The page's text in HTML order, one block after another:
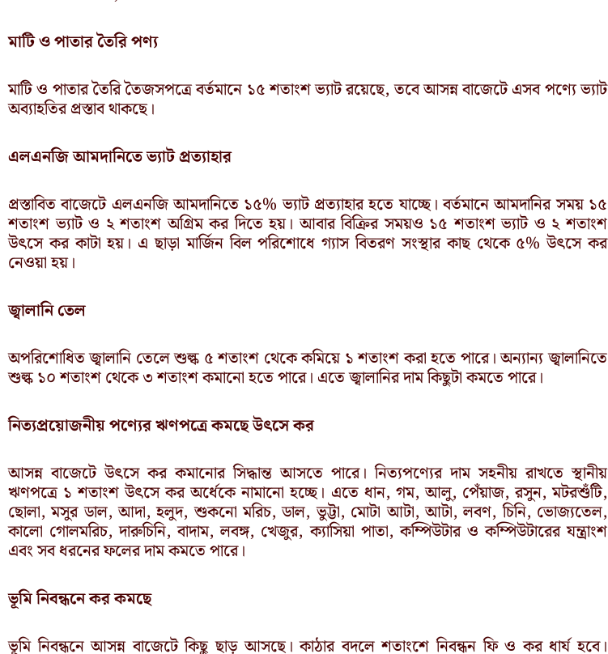
মাটি ও পাতার তৈরি পণ্য
মাটি ও পাতার তৈরি তৈজসপত্রে বর্তমানে ১৫ শতাংশ ভ্যাট রয়েছে, তবে আসন্ন বাজেটে এসব পণ্যে ভ্যাট
অব্যাহতির প্রস্তাব থাকছে।
এলএনজি আমদানিতে ভ্যাট প্রত্যাহার
প্রস্তাবিত বাজেটে এলএনজি আমদানিতে ১৫% ভ্যাট প্রত্যাহার হতে যাচ্ছে। বর্তমানে আমদানির সময় ১৫
শতাংশ ভ্যাট ও ২ শতাংশ অগ্রিম কর দিতে হয়। আবার বিক্রির সময়ও ১৫ শতাংশ ভ্যাট ও ২ শতাংশ
উৎসে কর কাটা হয়। এ ছাড়া মার্জিন বিল পরিশোধে গ্যাস বিতরণ সংস্থার কাছ থেকে ৫% উৎসে কর
নেওয়া হয়।
জ্বালানি তেল
অপরিশোধিত জ্বালানি তেলে শুল্ক ৫ শতাংশ থেকে কমিয়ে ১ শতাংশ করা হতে পারে। অন্যান্য জ্বালানিতে
শুল্ক ১০ শতাংশ থেকে ৩ শতাংশ কমানো হতে পারে। এতে জ্বালানির দাম কিছুটা কমতে পারে।
নিত্যপ্রয়োজনীয় পণ্যের ঋণপত্রে কমছে উৎসে কর
আসন্ন বাজেটে উৎসে কর কমানোর সিদ্ধান্ত আসতে পারে। নিত্যপণ্যের দাম সহনীয় রাখতে স্থানীয়
ঋণপত্রে ১ শতাংশ উৎসে কর অর্ধেকে নামানো হচ্ছে। এতে ধান, গম, আলু, পেঁয়াজ, রসুন, মটরশুঁটি,
ছোলা, মসুর ডাল, আদা, হলুদ, শুকনো মরিচ, ডাল, ভুট্টা, মোটা আটা, আটা, লবণ, চিনি, ভোজ্যতেল,
কালো গোলমরিচ, দারুচিনি, বাদাম, লবঙ্গ, খেজুর, ক্যাসিয়া পাতা, কম্পিউটার ও কম্পিউটারের যন্ত্রাংশ
এবং সব ধরনের ফলের দাম কমতে পারে।
ভূমি নিবন্ধনে কর কমছে
ভূমি নিবন্ধনে আসন্ন বাজেটে কিছু ছাড় আসছে। কাঠার বদলে শতাংশে নিবন্ধন ফি ও কর ধার্য হবে।